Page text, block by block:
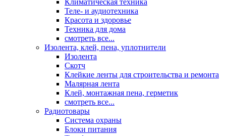
Климатическая техника
Теле- и аудиотехника
Красота и здоровье
Техника для дома
смотреть все...
Изолента, клей, пена, уплотнители
Изолента
Скотч
Клейкие ленты для строительства и ремонта
Малярная лента
Клей, монтажная пена, герметик
смотреть все...
Радиотовары
Система охраны
Блоки питания